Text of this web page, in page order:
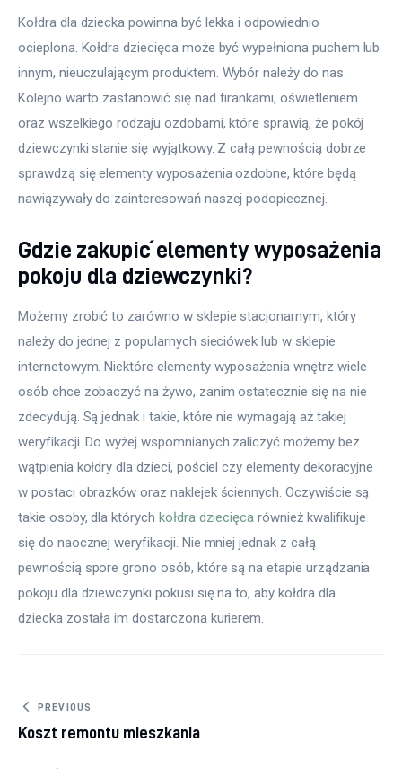
Kołdra dla dziecka powinna być lekka i odpowiednio
ocieplona. Kołdra dziecięca może być wypełniona puchem lub
innym, nieuczulającym produktem. Wybór należy do nas.
Kolejno warto zastanowić się nad firankami, oświetleniem
oraz wszelkiego rodzaju ozdobami, które sprawią, że pokój
dziewczynki stanie się wyjątkowy. Z całą pewnością dobrze
sprawdzą się elementy wyposażenia ozdobne, które będą
nawiązywały do zainteresowań naszej podopiecznej.
Gdzie zakupić elementy wyposażenia
pokoju dla dziewczynki?
Możemy zrobić to zarówno w sklepie stacjonarnym, który
należy do jednej z popularnych sieciówek lub w sklepie
internetowym. Niektóre elementy wyposażenia wnętrz wiele
osób chce zobaczyć na żywo, zanim ostatecznie się na nie
zdecydują. Są jednak i takie, które nie wymagają aż takiej
weryfikacji. Do wyżej wspomnianych zaliczyć możemy bez
wątpienia kołdry dla dzieci, pościel czy elementy dekoracyjne
w postaci obrazków oraz naklejek ściennych. Oczywiście są
takie osoby, dla których kołdra dziecięca również kwalifikuje
się do naocznej weryfikacji. Nie mniej jednak z całą
pewnością spore grono osób, które są na etapie urządzania
pokoju dla dziewczynki pokusi się na to, aby kołdra dla
dziecka została im dostarczona kurierem.
Nawigacja wpisu
PREVIOUS
Koszt remontu mieszkania